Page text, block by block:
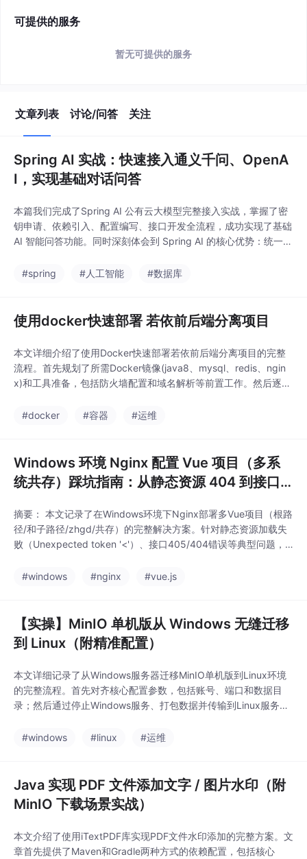
可提供的服务
暂无可提供的服务
文章列表 讨论/问答 关注
Spring AI 实战：快速接入通义千问、OpenA
I，实现基础对话问答
本篇我们完成了Spring AI 公有云大模型完整接入实战，掌握了密
钥申请、依赖引入、配置编写、接口开发全流程，成功实现了基础
AI 智能问答功能。同时深刻体会到 Spring AI 的核心优势：统一 A
适配工作。目前我们实现的是一次性单轮对话，每次提问都是独立
#spring #人工智能 #数据库
使用docker快速部署 若依前后端分离项目
本文详细介绍了使用Docker快速部署若依前后端分离项目的完整
流程。首先规划了所需Docker镜像(java8、mysql、redis、ngin
x)和工具准备，包括防火墙配置和域名解析等前置工作。然后逐步
的拉取方法。重点讲解了后端部署过程：启动MySQL和Redis容
#docker #容器 #运维
Windows 环境 Nginx 配置 Vue 项目（多系
统共存）踩坑指南：从静态资源 404 到接口 4
摘要： 本文记录了在Windows环境下Nginx部署多Vue项目（根路
径/和子路径/zhgd/共存）的完整解决方案。针对静态资源加载失
败（Unexpected token '<'）、接口405/404错误等典型问题，
lias）和接口代理规则（匹配/zhgd/prod-api/前缀），实现多系统
#windows #nginx #vue.js
【实操】MinIO 单机版从 Windows 无缝迁移
到 Linux（附精准配置）
本文详细记录了从Windows服务器迁移MinIO单机版到Linux环境
的完整流程。首先对齐核心配置参数，包括账号、端口和数据目
录；然后通过停止Windows服务、打包数据并传输到Linux服务
三种启动方式（命令行、后台运行和Docker）；最后验证数据完
#windows #linux #运维
Java 实现 PDF 文件添加文字 / 图片水印（附
MinIO 下载场景实战）
本文介绍了使用iTextPDF库实现PDF文件水印添加的完整方案。文
章首先提供了Maven和Gradle两种方式的依赖配置，包括核心